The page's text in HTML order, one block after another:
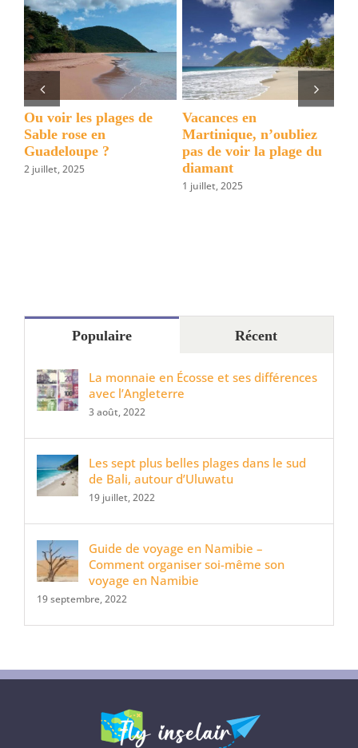
dans
les
îles
des
du
5 choses à voir et à faire
à Puerto Viejo (Costa
Rica)
9 juin, 2025
Conseils pour visiter
Rio Celeste (Parc
National du Volcan
Tenorio)
19 mars, 2025
Populaire Récent
La monnaie en Écosse et ses différences
avec l’Angleterre
3 août, 2022
Les sept plus belles plages dans le sud
de Bali, autour d’Uluwatu
19 juillet, 2022
Guide de voyage en Namibie –
Comment organiser soi-même son
voyage en Namibie
19 septembre, 2022